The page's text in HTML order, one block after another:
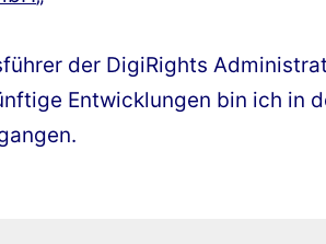
der DigiRights
Entwicklungen bin ich in